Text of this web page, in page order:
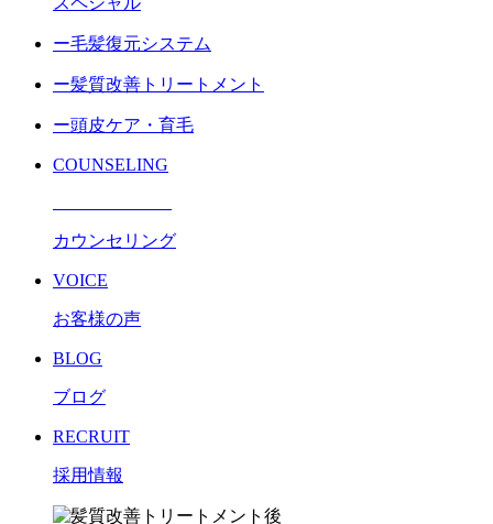
ー毛髪復元システム
ー髪質改善トリートメント
ー頭皮ケア・育毛
COUNSELING
カウンセリング
VOICE
お客様の声
BLOG
ブログ
RECRUIT
採用情報